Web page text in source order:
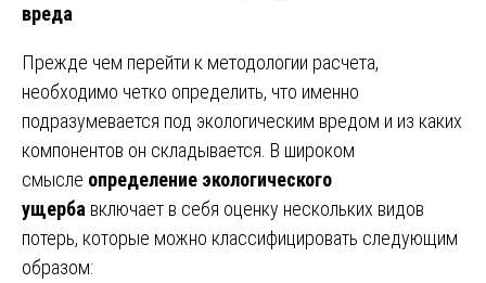
вреда
Прежде чем перейти к методологии расчета,
необходимо четко определить, что именно
подразумевается под экологическим вредом и из каких
компонентов он складывается. В широком
смысле определение экологического
ущерба включает в себя оценку нескольких видов
потерь, которые можно классифицировать следующим
образом: